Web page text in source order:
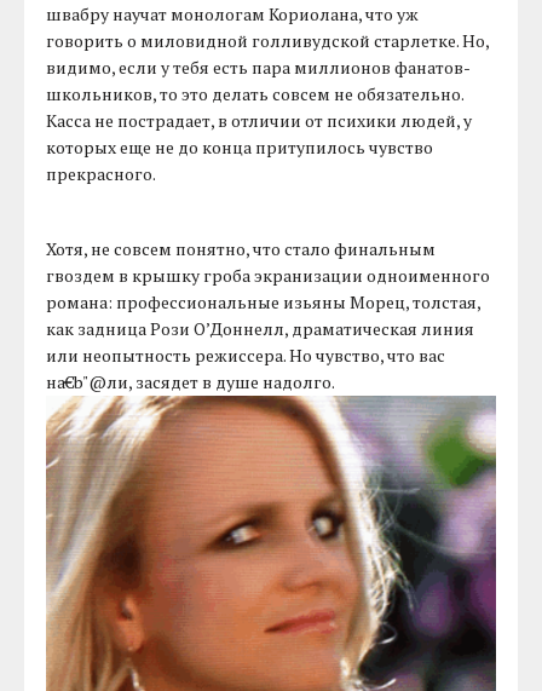
швабру научат монологам Кориолана, что уж
говорить о миловидной голливудской старлетке. Но,
видимо, если у тебя есть пара миллионов фанатов-
школьников, то это делать совсем не обязательно.
Касса не пострадает, в отличии от психики людей, у
которых еще не до конца притупилось чувство
прекрасного.
Хотя, не совсем понятно, что стало финальным
гвоздем в крышку гроба экранизации одноименного
романа: профессиональные изьяны Морец, толстая,
как задница Рози О’Доннелл, драматическая линия
или неопытность режиссера. Но чувство, что вас
на€b"@ли, засядет в душе надолго.